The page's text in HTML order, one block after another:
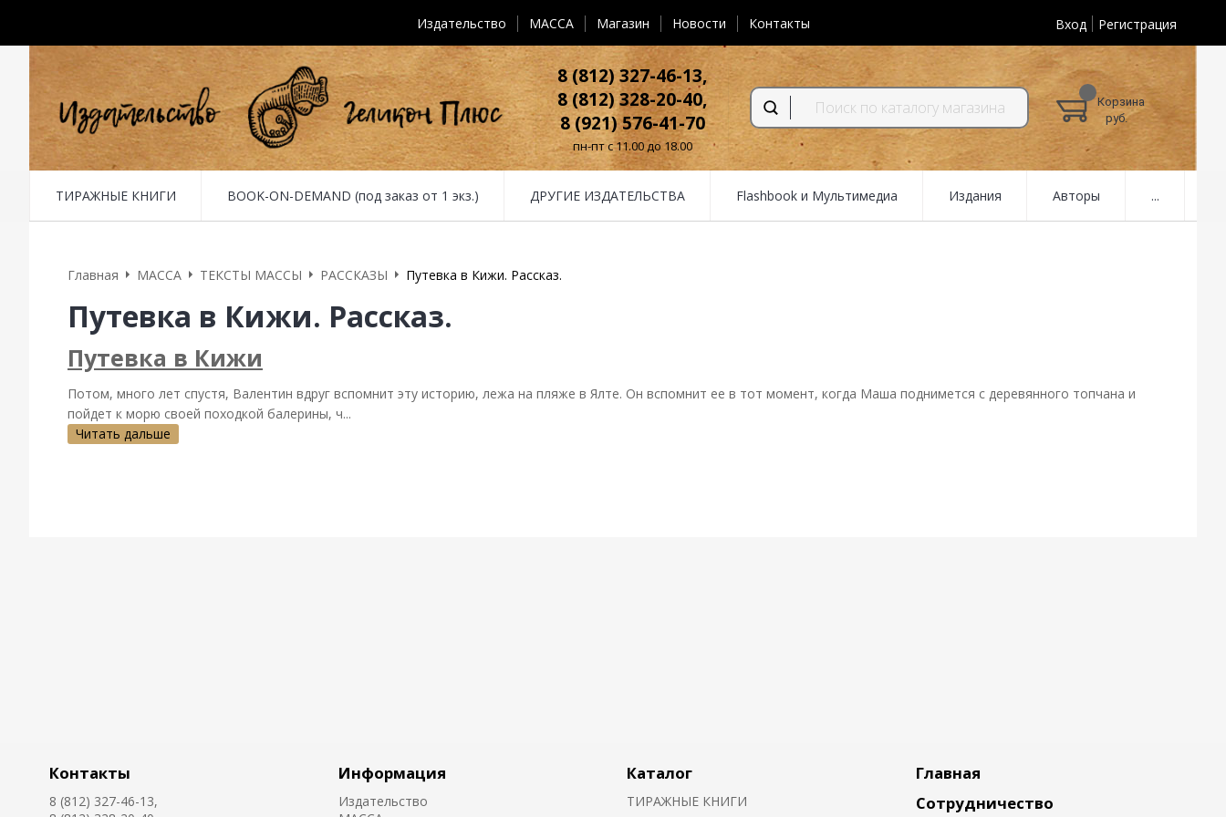
Издательство MACCA Магазин Новости Контакты Вход Регистрация
8 (812) 327-46-13,
8 (812) 328-20-40,
8 (921) 576-41-70
пн-пт с 11.00 до 18.00
Корзина
руб.
ТИРАЖНЫЕ КНИГИ BOOK-ON-DEMAND (под заказ от 1 экз.) ДРУГИЕ ИЗДАТЕЛЬСТВА Flashbook и Мультимедиа Издания Авторы ...
Главная MACCA ТЕКСТЫ МАССЫ РАССКАЗЫ Путевка в Кижи. Рассказ.
Путевка в Кижи. Рассказ.
Путевка в Кижи
Потом, много лет спустя, Валентин вдруг вспомнит эту историю, лежа на пляже в Ялте. Он вспомнит ее в тот момент, когда Маша поднимется с деревянного топчана и
пойдет к морю своей походкой балерины, ч...
Читать дальше
Контакты
8 (812) 327-46-13,
Информация
Издательство
Каталог
ТИРАЖНЫЕ КНИГИ
Главная
Сотрудничество